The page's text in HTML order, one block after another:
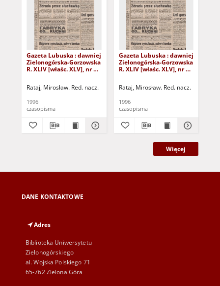
Gazeta Lubuska : dawniej
Zielonogórska-Gorzowska
R. XLIV [właśc. XLV], nr 52
Rataj, Mirosław. Red. nacz.
1996
czasopisma
Gazeta Lubuska : dawniej
Zielonogórska-Gorzowska
R. XLIV [właśc. XLV], nr 46
Rataj, Mirosław. Red. nacz.
1996
czasopisma
Więcej
DANE KONTAKTOWE
Adres
Biblioteka Uniwersytetu
Zielonogórskiego
al. Wojska Polskiego 71
65-762 Zielona Góra